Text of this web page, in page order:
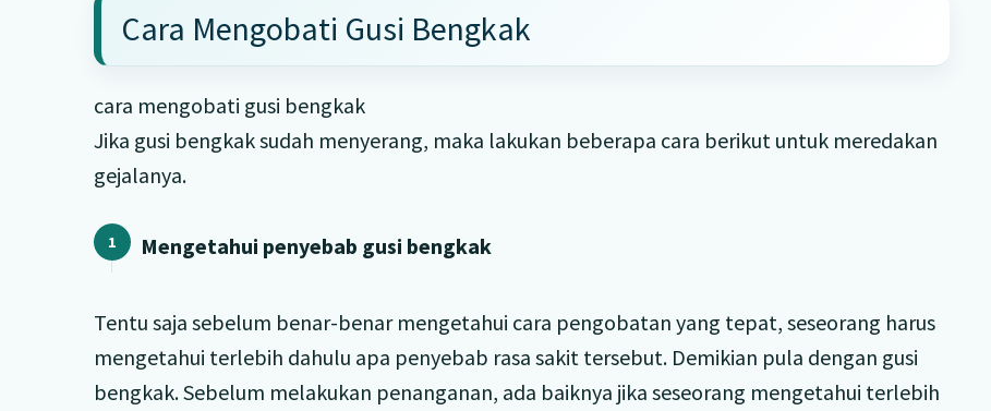
Cara Mengobati Gusi Bengkak
cara mengobati gusi bengkak
Jika gusi bengkak sudah menyerang, maka lakukan beberapa cara berikut untuk meredakan
gejalanya.
Mengetahui penyebab gusi bengkak
Tentu saja sebelum benar-benar mengetahui cara pengobatan yang tepat, seseorang harus
mengetahui terlebih dahulu apa penyebab rasa sakit tersebut. Demikian pula dengan gusi
bengkak. Sebelum melakukan penanganan, ada baiknya jika seseorang mengetahui terlebih